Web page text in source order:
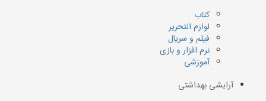
کتاب
لوازم التحریر
فیلم و سریال
نرم افزار و بازی
آموزشی
آرایشی بهداشتی